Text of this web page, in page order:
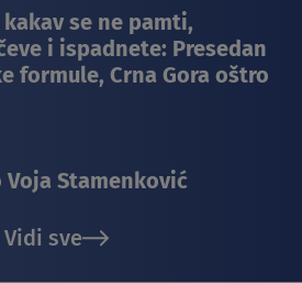
se ne pamti,
i ispadnete: Presedan
formule, Crna Gora oštro
Stamenković
Vidi sve